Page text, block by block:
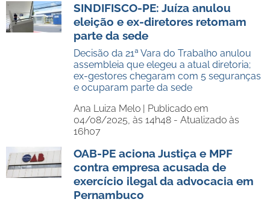
SINDIFISCO-PE: Juíza anulou
eleição e ex-diretores retomam
parte da sede
Decisão da 21ª Vara do Trabalho anulou
assembleia que elegeu a atual diretoria;
ex-gestores chegaram com 5 seguranças
e ocuparam parte da sede
Ana Luiza Melo | Publicado em
04/08/2025, às 14h48 - Atualizado às
16h07
OAB-PE aciona Justiça e MPF
contra empresa acusada de
exercício ilegal da advocacia em
Pernambuco